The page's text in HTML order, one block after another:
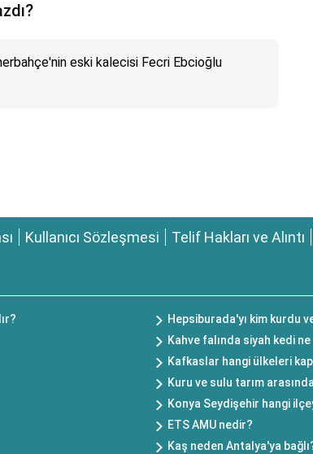
eski kalecisi Fecri Ebcioğlu
Kullanıcı Sözleşmesi Telif Hakları ve Alıntı
Hepsiburada'yı kim kurdu
Kahve falında siyah kedi
Kafkaslar hangi ülkeleri
Kuru ve sulu tarım
Konya Seydişehir hangi
ETS AMU nedir?
Kaş neden Antalya'ya